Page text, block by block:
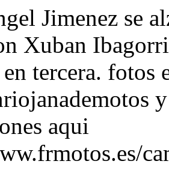
Jimenez se
Xuban
tercera. fotos
aqui